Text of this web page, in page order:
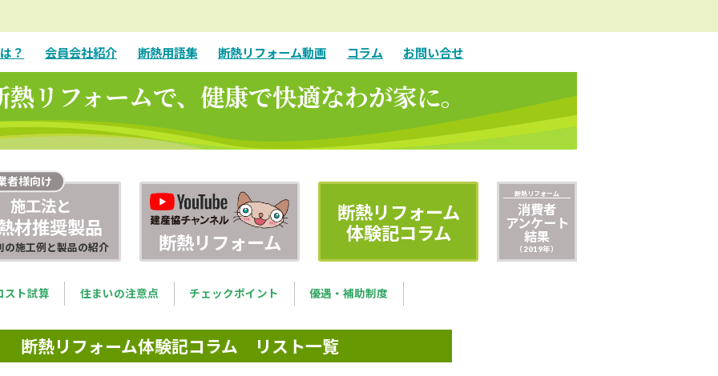
？ 会員会社紹介 断熱用語集 断熱リフォーム動画 コラム お問い合せ
熱リフォームで、健康で快適なわが家に。
施工法と
材推奨製品
の施工例と製品の紹介
者様向け
断熱リフォーム
断熱リフォーム
体験記コラム
断熱リフォーム
消費者
アンケート
結果
（2019年）
スト試算 住まいの注意点 チェックポイント 優遇・補助制度
断熱リフォーム体験記コラム リスト一覧